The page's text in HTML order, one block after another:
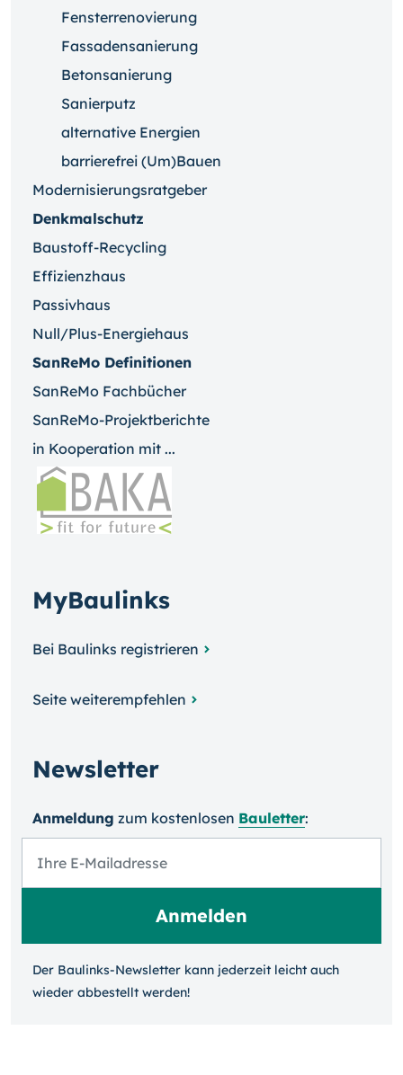
Fensterrenovierung
Fassadensanierung
Betonsanierung
Sanierputz
alternative Energien
barrierefrei (Um)Bauen
Modernisierungsratgeber
Denkmalschutz
Baustoff-Recycling
Effizienzhaus
Passivhaus
Null/Plus-Energiehaus
SanReMo Definitionen
SanReMo Fachbücher
SanReMo-Projektberichte
in Kooperation mit ...
MyBaulinks
Bei Baulinks registrieren
Seite weiterempfehlen
Newsletter
Anmeldung zum kosten­losen Bauletter:
Der Baulinks-Newsletter kann jeder­zeit leicht auch
wieder ab­bestellt werden!